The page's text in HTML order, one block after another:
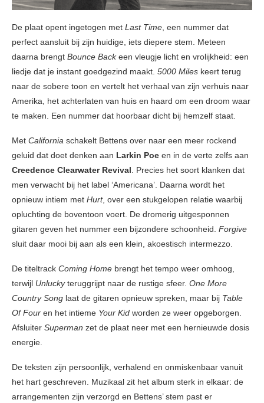
De plaat opent ingetogen met Last Time , een nummer dat
perfect aansluit bij zijn huidige, iets diepere stem. Meteen
daarna brengt Bounce Backeen vleugje licht en vrolijkheid: een
liedje dat je instant goedgezind maakt. 5000 Miles keert terug
naar de sobere toon en vertelt het verhaal van zijn verhuis naar
Amerika, het achterlaten van huis en haard om een droom waar
te maken. Een nummer dat hoorbaar dicht bij hemzelf staat.
Met California schakelt Bettens over naar een meer rockend
geluid dat doet denken aan Larkin Poe en in de verte zelfs aan
Creedence Clearwater Revival . Precies het soort klanken dat
men verwacht bij het label ‘Americana’. Daarna wordt het
opnieuw intiem met Hurt, over een stukgelopen relatie waarbij
opluchting de boventoon voert. De dromerig uitgesponnen
gitaren geven het nummer een bijzondere schoonheid. Forgive
sluit daar mooi bij aan als een klein, akoestisch intermezzo.
De titeltrack Coming Home brengt het tempo weer omhoog,
terwijl Unluckyteruggrijpt naar de rustige sfeer. One More
Country Song laat de gitaren opnieuw spreken, maar bij Table
Of Four en het intieme Your Kid worden ze weer opgeborgen.
Afsluiter Superman zet de plaat neer met een hernieuwde dosis
energie.
De teksten zijn persoonlijk, verhalend en onmiskenbaar vanuit
het hart geschreven. Muzikaal zit het album sterk in elkaar: de
arrangementen zijn verzorgd en Bettens’ stem past er